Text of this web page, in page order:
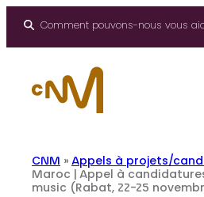
Comment pouvons-nous vous
CNM » Appels à projets/
Maroc | Appel à
music (Rabat, 22-25